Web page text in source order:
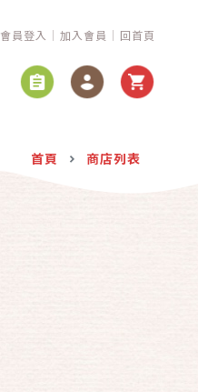
會員登入 加入會員 回首頁
首頁 商店列表